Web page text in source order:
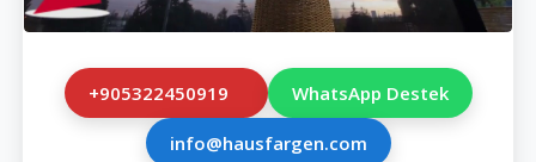
+905322450919 WhatsApp Destek
info@hausfargen.com